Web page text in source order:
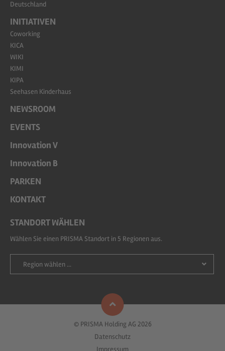
Deutschland
INITIATIVEN
Coworking
KICA
WIKI
KIMI
KIPA
Seehasen Kinderhaus
NEWSROOM
EVENTS
Innovation V
Innovation B
PARKEN
KONTAKT
STANDORT WÄHLEN
Wählen Sie einen PRISMA Standort in 5 Regionen aus.
Region wählen ...
© PRISMA Holding AG 2026
Datenschutz
Impressum